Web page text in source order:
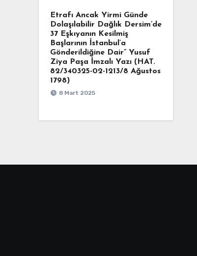
Etrafı Ancak Yirmi Günde
Dolaşılabilir Dağlık Dersim’de
37 Eşkıyanın Kesilmiş
Başlarının İstanbul’a
Gönderildiğine Dair” Yusuf
Ziya Paşa İmzalı Yazı (HAT.
82/340325-02-1213/8 Ağustos
1798)
8 Mart 2025